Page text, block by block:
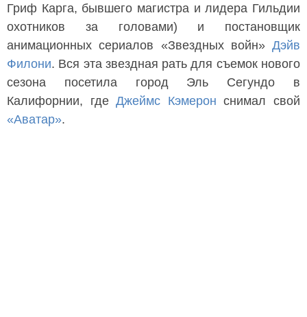
Гриф Карга, бывшего магистра и лидера Гильдии
охотников за головами) и постановщик
анимационных сериалов «Звездных войн» Дэйв
Филони. Вся эта звездная рать для съемок нового
сезона посетила город Эль Сегундо в
Калифорнии, гдеДжеймс Кэмерон снимал свой
«Аватар».